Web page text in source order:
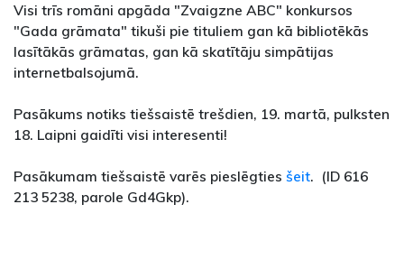
Visi trīs romāni apgāda "Zvaigzne ABC" konkursos
"Gada grāmata" tikuši pie tituliem gan kā bibliotēkās
lasītākās grāmatas, gan kā skatītāju simpātijas
internetbalsojumā.
Pasākums notiks tiešsaistē trešdien, 19. martā, pulksten
18. Laipni gaidīti visi interesenti!
Pasākumam tiešsaistē varēs pieslēgties šeit. (ID 616
213 5238, parole Gd4Gkp).